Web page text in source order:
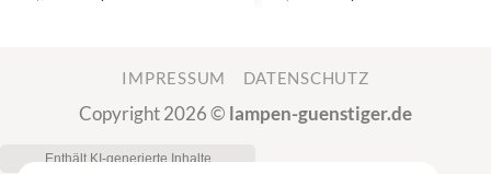
Preis
Preis
IMPRESSUM DATENSCHUTZ
Copyright 2026 © lampen-guenstiger.de